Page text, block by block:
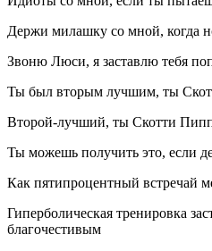
Держи милашку со мной, когда
Звоню Люси, я заставлю тебя
Ты был вторым лучшим, ты
Второй-лучший, ты Скотти
Ты можешь получить это, если
Как пятипроцентный встречай
Гиперболическая тренировка
благочестивым